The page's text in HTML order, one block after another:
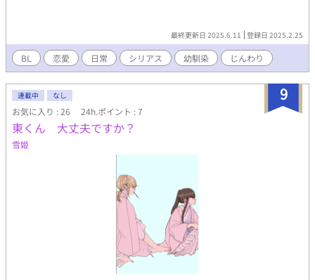
最終更新日 2025.6.11 登録日 2025.2.25
BL 恋愛 日常 シリアス 幼馴染 じんわり
9
連載中 なし
お気に入り : 26 24h.ポイント : 7
東くん 大丈夫ですか？
雪姫